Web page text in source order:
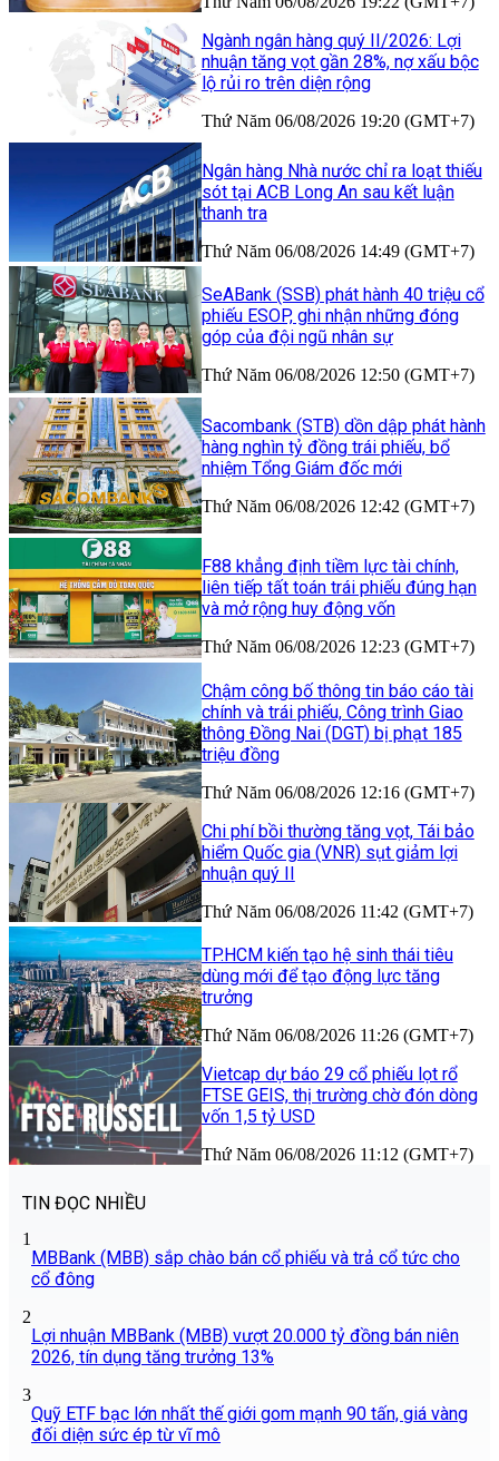
Ngành ngân hàng quý II/2026: Lợi
nhuận tăng vọt gần 28%, nợ xấu bộc
lộ rủi ro trên diện rộng
Thứ Năm 06/08/2026 19:20 (GMT+7)
Ngân hàng Nhà nước chỉ ra loạt thiếu
sót tại ACB Long An sau kết luận
thanh tra
Thứ Năm 06/08/2026 14:49 (GMT+7)
SeABank (SSB) phát hành 40 triệu cổ
phiếu ESOP, ghi nhận những đóng
góp của đội ngũ nhân sự
Thứ Năm 06/08/2026 12:50 (GMT+7)
Sacombank (STB) dồn dập phát hành
hàng nghìn tỷ đồng trái phiếu, bổ
nhiệm Tổng Giám đốc mới
Thứ Năm 06/08/2026 12:42 (GMT+7)
F88 khẳng định tiềm lực tài chính,
liên tiếp tất toán trái phiếu đúng hạn
và mở rộng huy động vốn
Thứ Năm 06/08/2026 12:23 (GMT+7)
Chậm công bố thông tin báo cáo tài
chính và trái phiếu, Công trình Giao
thông Đồng Nai (DGT) bị phạt 185
triệu đồng
Thứ Năm 06/08/2026 12:16 (GMT+7)
Chi phí bồi thường tăng vọt, Tái bảo
hiểm Quốc gia (VNR) sụt giảm lợi
nhuận quý II
Thứ Năm 06/08/2026 11:42 (GMT+7)
TP.HCM kiến tạo hệ sinh thái tiêu
dùng mới để tạo động lực tăng
trưởng
Thứ Năm 06/08/2026 11:26 (GMT+7)
Vietcap dự báo 29 cổ phiếu lọt rổ
FTSE GEIS, thị trường chờ đón dòng
vốn 1,5 tỷ USD
Thứ Năm 06/08/2026 11:12 (GMT+7)
TIN ĐỌC NHIỀU
1
MBBank (MBB) sắp chào bán cổ phiếu và trả cổ tức cho
cổ đông
2
Lợi nhuận MBBank (MBB) vượt 20.000 tỷ đồng bán niên
2026, tín dụng tăng trưởng 13%
3
Quỹ ETF bạc lớn nhất thế giới gom mạnh 90 tấn, giá vàng
đối diện sức ép từ vĩ mô